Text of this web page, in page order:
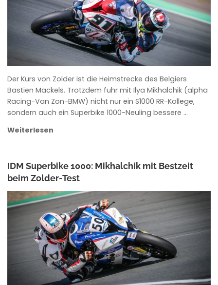
Der Kurs von Zolder ist die Heimstrecke des Belgiers
Bastien Mackels. Trotzdem fuhr mit Ilya Mikhalchik (alpha
Racing-Van Zon-BMW) nicht nur ein S1000 RR-Kollege,
sondern auch ein Superbike 1000-Neuling bessere …
Weiterlesen
IDM Superbike 1000: Mikhalchik mit Bestzeit
beim Zolder-Test
ANKE WIECZOREK